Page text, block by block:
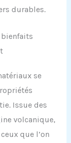
durables.
bienfaits
se
Issue des
volcanique,
que l’on